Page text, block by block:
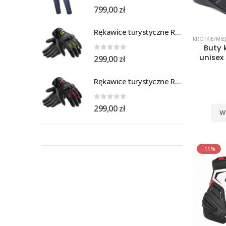
KRÓTKIE/
Buty
unisex
-11%
0out of 5
799,00zł
Rękawice turystyczne REBELHORN DEFENDER black yellow fluo
0 out of 5
299,00zł
Rękawice turystyczne REBELHORN DEFENDER black red
0 out of 5
299,00zł